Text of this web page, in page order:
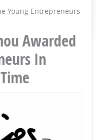
Young Entrepreneurs
Awarded
In